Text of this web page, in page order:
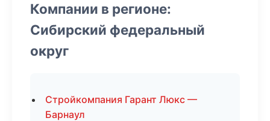
Компании в регионе:
Сибирский федеральный
округ
Стройкомпания Гарант Люкс —
Барнаул